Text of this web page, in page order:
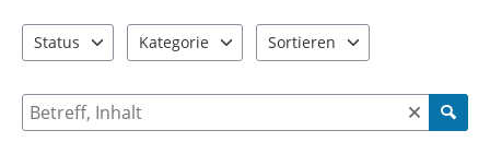
Status
Kategorie
Sortieren
Suche nach Meldungen und Kommentaren